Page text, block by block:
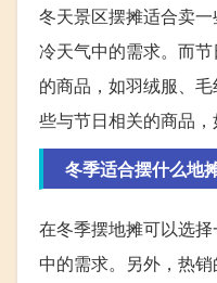
冬天景区摆摊适合卖
冷天气中的需求。而
的商品，如羽绒服、
些与节日相关的商品
冬季适合摆什么地
在冬季摆地摊可以选
中的需求。另外，热